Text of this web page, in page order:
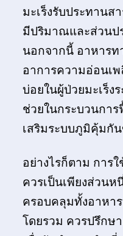
มะเร็งรับประทาน
มีปริมาณและส่วนป
นอกจากนี้ อาหารท
อาการความอ่อนเ
บ่อยในผู้ป่วยมะเร็ง
ช่วยในกระบวนการ
เสริมระบบภูมิคุ้มกัน
อย่างไรก็ตาม การ
ควรเป็นเพียงส่วน
ครอบคลุมทั้งอาหา
โดยรวม ควรปรึกษ